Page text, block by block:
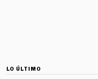
LO ÚLTIMO